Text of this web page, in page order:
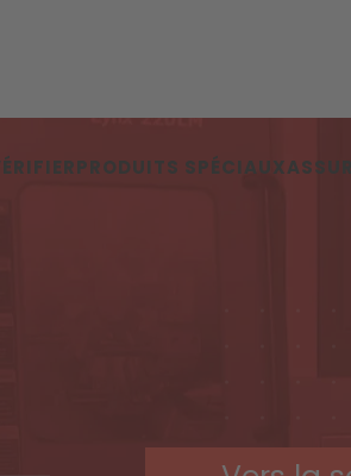
PRODUITS SPÉCIAUX